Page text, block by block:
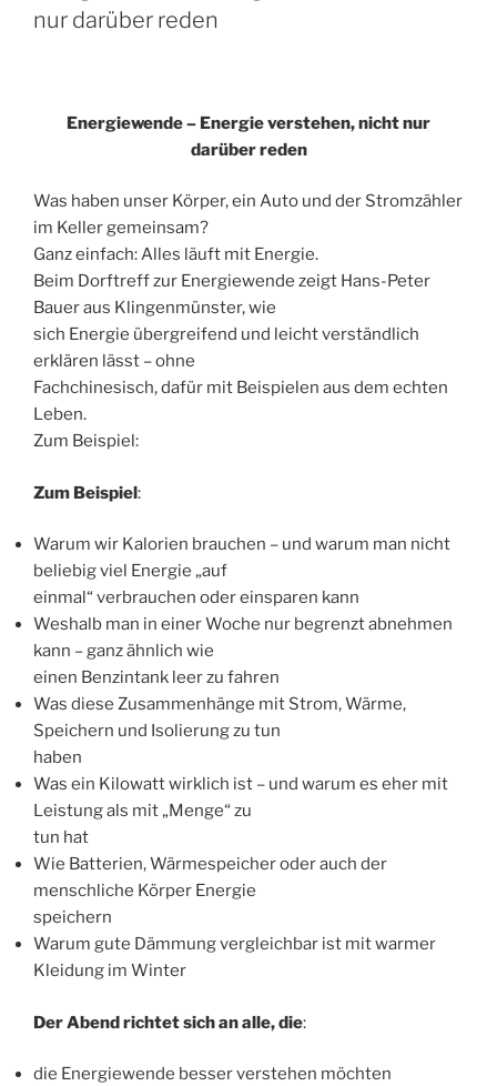
nur darüber reden
Energiewende – Energie verstehen, nicht nur
darüber reden
Was haben unser Körper, ein Auto und der Stromzähler
im Keller gemeinsam?
Ganz einfach: Alles läuft mit Energie.
Beim Dorftreff zur Energiewende zeigt Hans-Peter
Bauer aus Klingenmünster, wie
sich Energie übergreifend und leicht verständlich
erklären lässt – ohne
Fachchinesisch, dafür mit Beispielen aus dem echten
Leben.
Zum Beispiel:
Zum Beispiel:
Warum wir Kalorien brauchen – und warum man nicht
beliebig viel Energie „auf
einmal“ verbrauchen oder einsparen kann
Weshalb man in einer Woche nur begrenzt abnehmen
kann – ganz ähnlich wie
einen Benzintank leer zu fahren
Was diese Zusammenhänge mit Strom, Wärme,
Speichern und Isolierung zu tun
haben
Was ein Kilowatt wirklich ist – und warum es eher mit
Leistung als mit „Menge“ zu
tun hat
Wie Batterien, Wärmespeicher oder auch der
menschliche Körper Energie
speichern
Warum gute Dämmung vergleichbar ist mit warmer
Kleidung im Winter
Der Abend richtet sich an alle, die:
die Energiewende besser verstehen möchten